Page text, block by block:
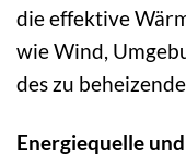
die effektive
wie Wind,
des zu
Energiequelle